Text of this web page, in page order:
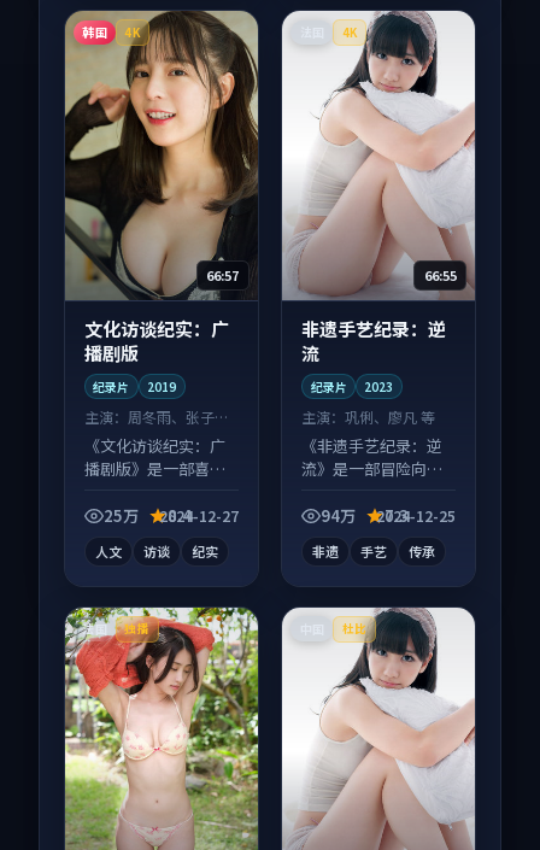
韩国 4K
66:57
文化访谈纪实：广
播剧版
纪录片 2019
主演： 周冬雨、张子枫
等
《文化访谈纪实：广
播剧版》是一部喜剧
持续发酵，适合周末
25万 8.4
2024-12-27
人文 访谈 纪实
4K
66:55
非遗手艺纪录：逆
流
纪录片 2023
主演：巩俐、廖凡 等
《非遗手艺纪录：逆
流》是一部冒险向纪
度高，适合配弹幕观
94万 7.3
2024-12-25
非遗 手艺 传承
法国 独播 杜比